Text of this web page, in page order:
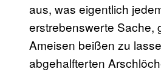
aus, was eigentlich
erstrebenswerte Sache,
Ameisen beißen zu
abgehalfterten